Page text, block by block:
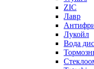
ZIC
Лавр
Лукойл
Вода